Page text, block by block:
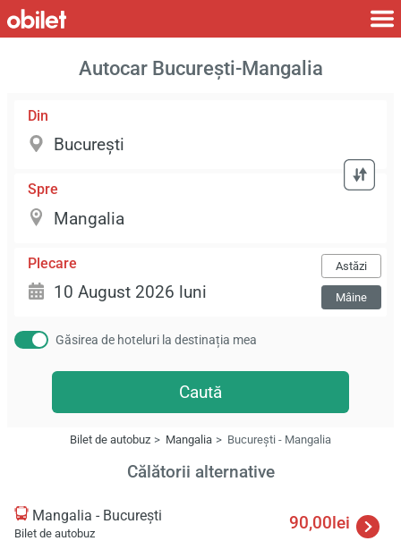
Autocar București-Mangalia
Din
Spre
Plecare Astăzi
Mâine
Găsirea de hoteluri la destinația mea
Caută
Bilet de autobuz Mangalia București - Mangalia
Călătorii alternative
Mangalia - București
Bilet de autobuz
90,00lei